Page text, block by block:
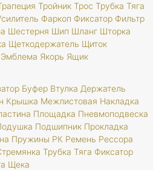
Тройник Трос Трубка Тяга
Фаркоп Фиксатор Фильтр
Шестерня Шип Шланг Шторка
Щеткодержатель Щиток
Эмблема Якорь Ящик
Буфер Втулка Держатель
Крышка Межлистовая Накладка
Площадка Пневмоподвеска
Подшипник Прокладка
Пружины РК Ремень Рессора
Трубка Тяга Фиксатор
Щека